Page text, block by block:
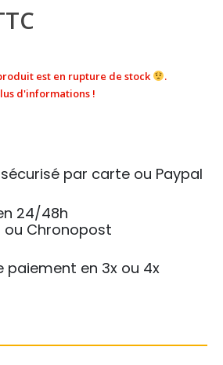
est en rupture de stock
.
d'informations !
par carte ou Paypal
24/48h
ou Chronopost
paiement en 3x ou 4x